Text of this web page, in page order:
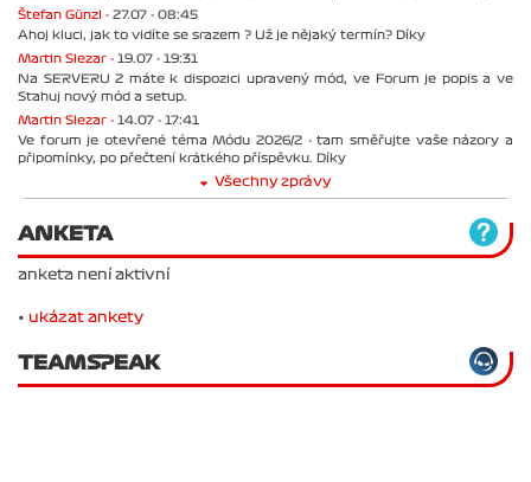
Štefan Günzl - 27.07 - 08:45
Ahoj kluci, jak to vidíte se srazem ? Už je nějaký termín? Díky
Martin Slezar - 19.07 - 19:31
Na SERVERU 2 máte k dispozici upravený mód, ve Forum je popis a ve
Stahuj nový mód a setup.
Martin Slezar - 14.07 - 17:41
Ve forum je otevřené téma Módu 2026/2 - tam směřujte vaše názory a
připomínky, po přečtení krátkého příspěvku. Díky
Všechny zprávy
ANKETA
anketa není aktivní
• ukázat ankety
TEAMSPEAK